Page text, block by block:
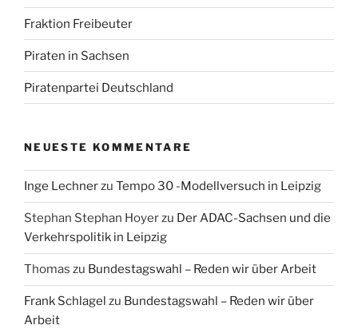
Fraktion Freibeuter
Piraten in Sachsen
Piratenpartei Deutschland
NEUESTE KOMMENTARE
Inge Lechnerzu Tempo 30 -Modellversuch in Leipzig
Stephan Stephan Hoyerzu Der ADAC-Sachsen und die
Verkehrspolitik in Leipzig
Thomas zu Bundestagswahl – Reden wir über Arbeit
Frank Schlagel zu Bundestagswahl – Reden wir über
Arbeit